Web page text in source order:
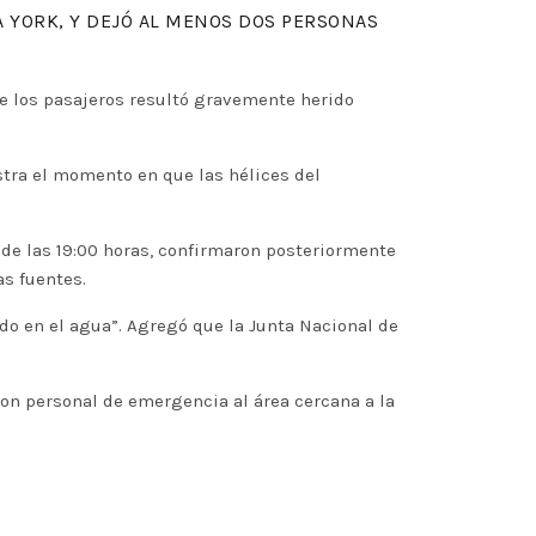
Y DEJÓ AL MENOS DOS PERSONAS
los pasajeros resultó gravemente herido
el momento en que las hélices del
las 19:00 horas, confirmaron posteriormente
fuentes.
en el agua”. Agregó que la Junta Nacional de
personal de emergencia al área cercana a la